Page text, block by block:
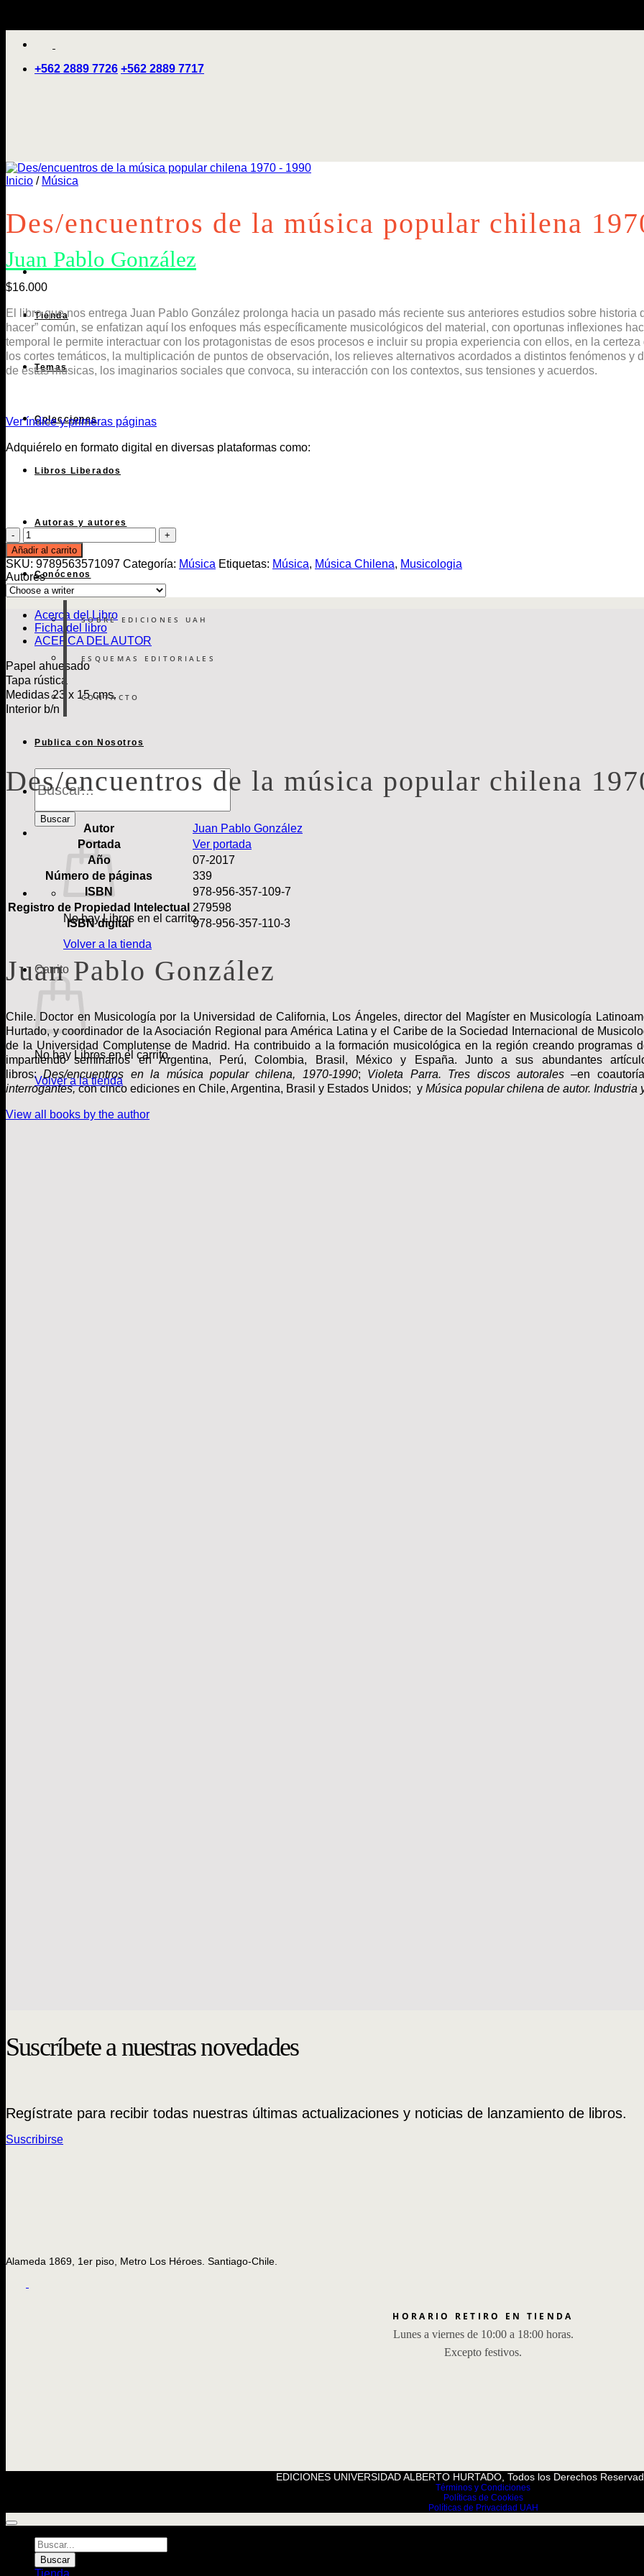
+562 2889 7726 +562 2889 7717
Tienda
Temas
Colecciones
Libros Liberados
Autoras y autores
Conócenos
SOBRE EDICIONES UAH
ESQUEMAS EDITORIALES
CONTACTO
Publica con Nosotros
Búsqueda
de
Buscar
No hay Libros en el carrito.
Volver a la tienda
Carrito
No hay Libros en el carrito.
Volver a la tienda
Inicio / Música
Des/encuentros de la música popular chilena
Juan Pablo González
$16.000
El libro que nos entrega Juan Pablo González prolonga hacia un pasado más reciente sus anteriores estudios sobre
hacer” común, se enfatizan aquí los enfoques más específicamente musicológicos del material, con oportunas inflexiones
temporal le permite interactuar con los protagonistas de esos procesos e incluir su propia experiencia con ellos, en la
los cortes temáticos, la multiplicación de puntos de observación, los relieves alternativos acordados a distintos fenómenos
de estas músicas, los imaginarios sociales que convoca, su interacción con los contextos, sus tensiones y acuerdos.
Ver índice y primeras páginas
Adquiérelo en formato digital en diversas plataformas como:
Des/encuentros
de
la
música
popular
chilena
1970
1990
cantidad
Añadir al carrito
SKU: 9789563571097 Categoría: Música Etiquetas: Música, Música Chilena, Musicologia
Autores
Acerca del Libro
Ficha del libro
ACERCA DEL AUTOR
Papel ahuesado
Tapa rústica
Medidas 23 x 15 cms.
Interior b/n
Des/encuentros de la música popular chilena
Autor
Juan Pablo González
Portada
Ver portada
Año
07-2017
Número de páginas
339
ISBN
978-956-357-109-7
Registro de Propiedad Intelectual 279598
ISBN digital
978-956-357-110-3
Juan Pablo González
Chile. Doctor en Musicología por la Universidad de California, Los Ángeles, director del Magíster en Musicología
Hurtado, y coordinador de la Asociación Regional para América Latina y el Caribe de la Sociedad Internacional de
de la Universidad Complutense de Madrid. Ha contribuido a la formación musicológica en la región creando programas
impartiendo seminarios en Argentina, Perú, Colombia, Brasil, México y España. Junto a sus abundantes
libros:Des/encuentros en la música popular chilena, 1970-1990; Violeta Parra. Tres discos autorales–en
interrogantes,con cinco ediciones en Chile, Argentina, Brasil y Estados Unidos; y Música popular chilena de autor.
View all books by the author
Suscríbete a nuestras novedades
Regístrate para recibir todas nuestras últimas actualizaciones y noticias de lanzamiento de libros.
Suscribirse
Alameda 1869, 1er piso, Metro Los Héroes. Santiago-Chile.
HORARIO RETIRO EN TIENDA
Lunes a viernes de 10:00 a 18:00 horas.
Excepto festivos.
EDICIONES UNIVERSIDAD ALBERTO HURTADO, Todos los Derechos
Términos y Condiciones
Políticas de Cookies
Políticas de Privacidad UAH
Búsqueda
de
Libros
Buscar